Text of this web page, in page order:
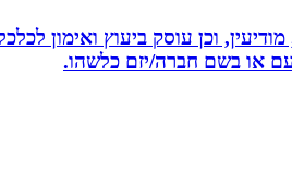
וכן עוסק ביעוץ
או בשם חברה/יזם כלשהו.